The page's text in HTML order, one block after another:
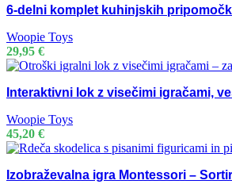
6-delni komplet kuhinjskih
Woopie Toys
29,95 €
Interaktivni lok z visečimi igračami,
Woopie Toys
45,20 €
Izobraževalna igra Montessori –